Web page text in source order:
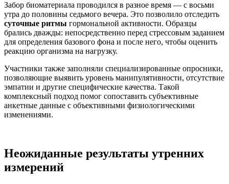
Забор биоматериала проводился в разное время — с восьми
утра до половины седьмого вечера. Это позволило отследить
суточные ритмы гормональной активности. Образцы
брались дважды: непосредственно перед стрессовым заданием
для определения базового фона и после него, чтобы оценить
реакцию организма на нагрузку.
Участники также заполняли специализированные опросники,
позволяющие выявить уровень манипулятивности, отсутствие
эмпатии и другие специфические качества. Такой
комплексный подход помог сопоставить субъективные
анкетные данные с объективными физиологическими
изменениями.
Неожиданные результаты утренних
измерений